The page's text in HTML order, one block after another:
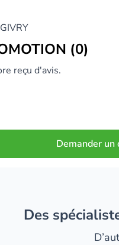
(0)
reçu d'avis.
Demander un
Des